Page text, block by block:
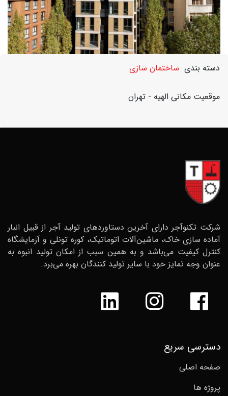
الهیه
دسته بندی ساختمان سازی
موقعیت مکانی الهیه - تهران
شرکت تکنوآجر دارای آخرین دستاوردهای تولید آجر از قبیل انبار
آماده سازی خاک، ماشین‌آلات اتوماتیک، کوره تونلی و آزمایشگاه
کنترل کیفیت می‌باشد و به همین سبب از امکان تولید انبوه به
عنوان وجه تمایز خود با سایر تولید کنندگان بهره می‌برد.
دسترسی سریع
صفحه اصلی
پروژه ها